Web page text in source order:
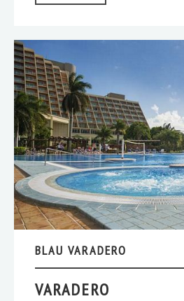
BLAU VARADERO
VARADERO